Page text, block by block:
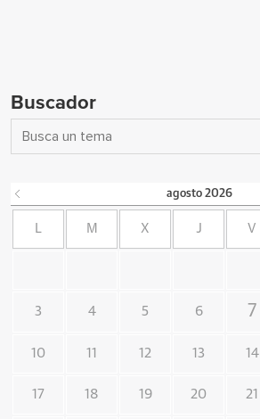
Buscador
agosto 2026
L M X J V
3 4 5 6 7
10 11 12 13 14
17 18 19 20 21